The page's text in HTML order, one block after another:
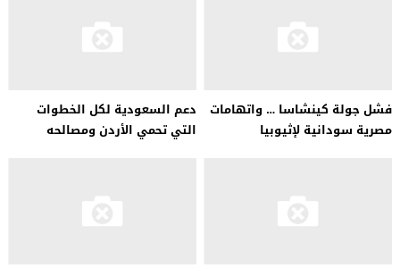
فشل جولة كينشاسا … واتهامات
مصرية سودانية لإثيوبيا
دعم السعودية لكل الخطوات
التي تحمي الأردن ومصالحه